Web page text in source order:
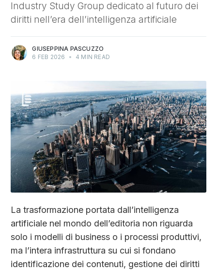
Industry Study Group dedicato al futuro dei
diritti nell’era dell’intelligenza artificiale
GIUSEPPINA PASCUZZO
6 FEB 2026
• 4 MIN READ
La trasformazione portata dall’intelligenza
artificiale nel mondo dell’editoria non riguarda
solo i modelli di business o i processi produttivi,
ma l’intera infrastruttura su cui si fondano
identificazione dei contenuti, gestione dei diritti